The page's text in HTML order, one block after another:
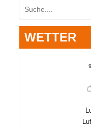
Suchen
WETTER